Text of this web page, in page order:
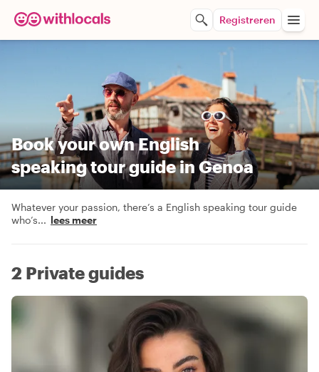
Registreren
Book your own English
speaking tour guide in Genoa
Whatever your passion, there’s a English speaking tour guide
who’s... lees meer
2 Private guides